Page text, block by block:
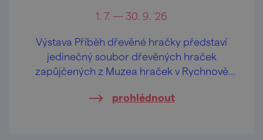
1. 7. — 30. 9. '26
Výstava Příběh dřevěné hračky představí
jedinečný soubor dřevěných hraček
zapůjčených z Muzea hraček v Rychnově
prohlédnout